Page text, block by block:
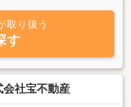
取り扱う
す
社宝不動産